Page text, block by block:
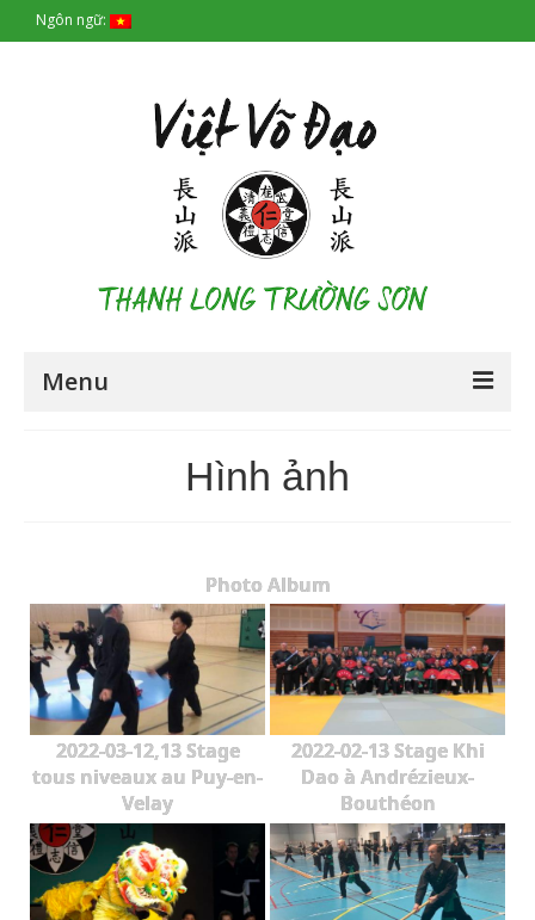
Ngôn ngữ:
Menu
Khoá tập huấn
Truyền thông
Blog
Liên hệ
Hình ảnh
Photo Album
2022-03-12,13 Stage
tous niveaux au Puy-en-
Velay
2022-02-13 Stage Khi
Dao à Andrézieux-
Bouthéon